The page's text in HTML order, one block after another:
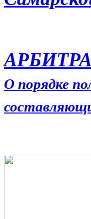
О порядке